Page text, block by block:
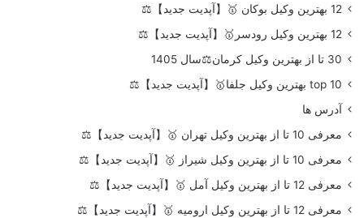
12 بهترین وکیل بوکان 🥇【آپدیت جدید】⚖️
12 بهترین وکیل رودسر🥇【آپدیت جدید】⚖️
30 تا از بهترین وکیل کرمان⚖️سال 1405
top 10 بهترین وکیل جلفا🥇【آپدیت جدید】⚖️
آدرس ها
معرفی 10 تا از بهترین وکیل تهران 🥇【آپدیت جدید】⚖️
معرفی 10 تا از بهترین وکیل شیراز 🥇【آپدیت جدید】⚖️
معرفی 12 تا از بهترین وکیل آمل 🥇【آپدیت جدید】⚖️
معرفی 12 تا از بهترین وکیل ارومیه 🥇【آپدیت جدید】⚖️